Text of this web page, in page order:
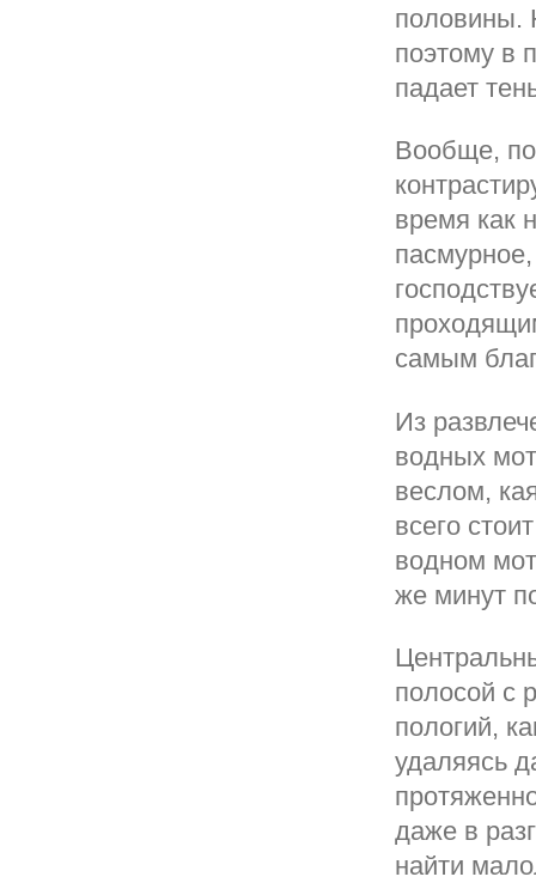
половины.
поэтому в
падает
Вообще,
время как
самым
Из
водных
веслом,
всего
водном
же минут
полосой с
пологий,
удаляясь
даже в
найти